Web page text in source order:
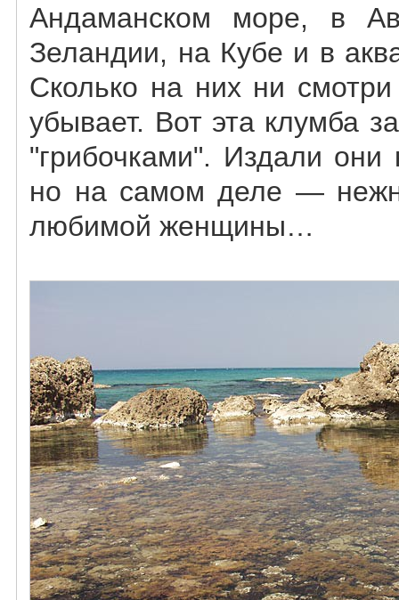
Андаманском море, в
Зеландии, на Кубе и в
Cколько на них ни
убывает. Вот эта клумба
"грибочками". Издали они
но на самом деле —
любимой женщины…